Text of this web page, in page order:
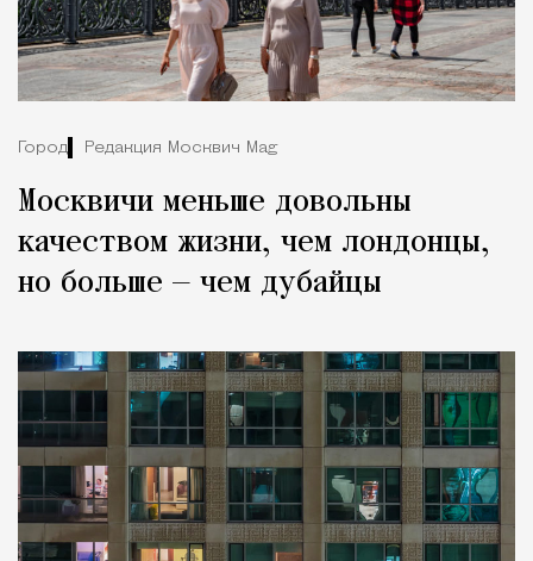
Город Редакция Москвич Mag
Москвичи меньше довольны
качеством жизни, чем лондонцы,
но больше — чем дубайцы